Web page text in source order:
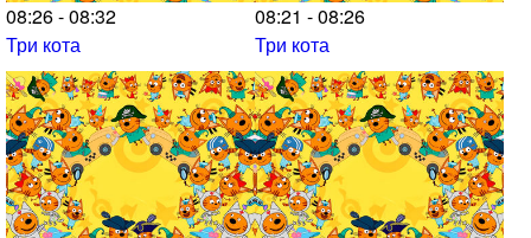
08:26 - 08:32
Три кота
08:21 - 08:26
Три кота